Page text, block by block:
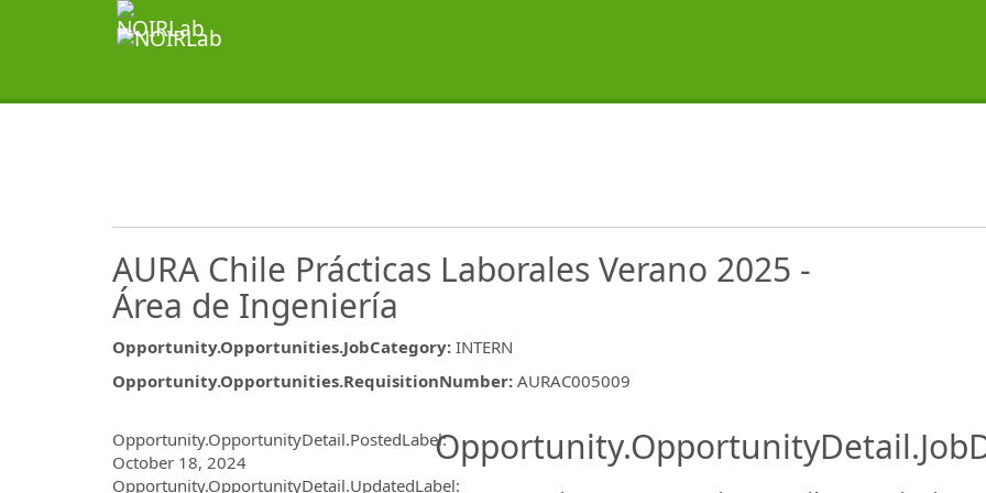
AURA Chile Prácticas Laborales Verano 2025 -
Área de Ingeniería
Opportunity.Opportunities.JobCategory: INTERN
Opportunity.Opportunities.RequisitionNumber: AURAC005009
Opportunity.OpportunityDetail.PostedLabel:
October 18, 2024
Opportunity.OpportunityDetail.UpdatedLabel: